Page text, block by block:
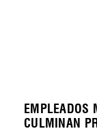
EMPLEADOS
CULMINAN